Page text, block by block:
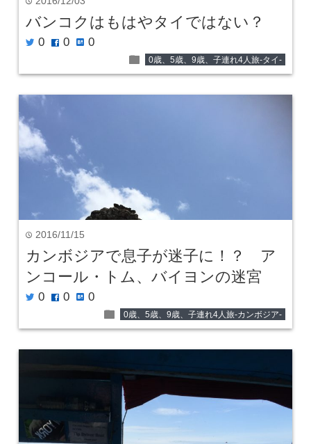
バンコクはもはやタイではない？
twitter 0 facebook 0 hatenabookmark 0
folder 0歳、5歳、9歳、子連れ4人旅-タイ-
time 2016/11/15
カンボジアで息子が迷子に！？ ア
ンコール・トム、バイヨンの迷宮
twitter 0 facebook 0 hatenabookmark 0
folder 0歳、5歳、9歳、子連れ4人旅-カンボジア-